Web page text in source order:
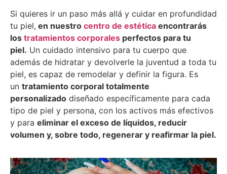
Si quieres ir un paso más allá y cuidar en profundidad
tu piel, en nuestro centro de estética encontrarás
los tratamientos corporales perfectos para tu
piel. Un cuidado intensivo para tu cuerpo que
además de hidratar y devolverle la juventud a toda tu
piel, es capaz de remodelar y definir la figura. Es
un tratamiento corporal totalmente
personalizado diseñado específicamente para cada
tipo de piel y persona, con los activos más efectivos
y para eliminar el exceso de líquidos, reducir
volumen y, sobre todo, regenerar y reafirmar la piel.